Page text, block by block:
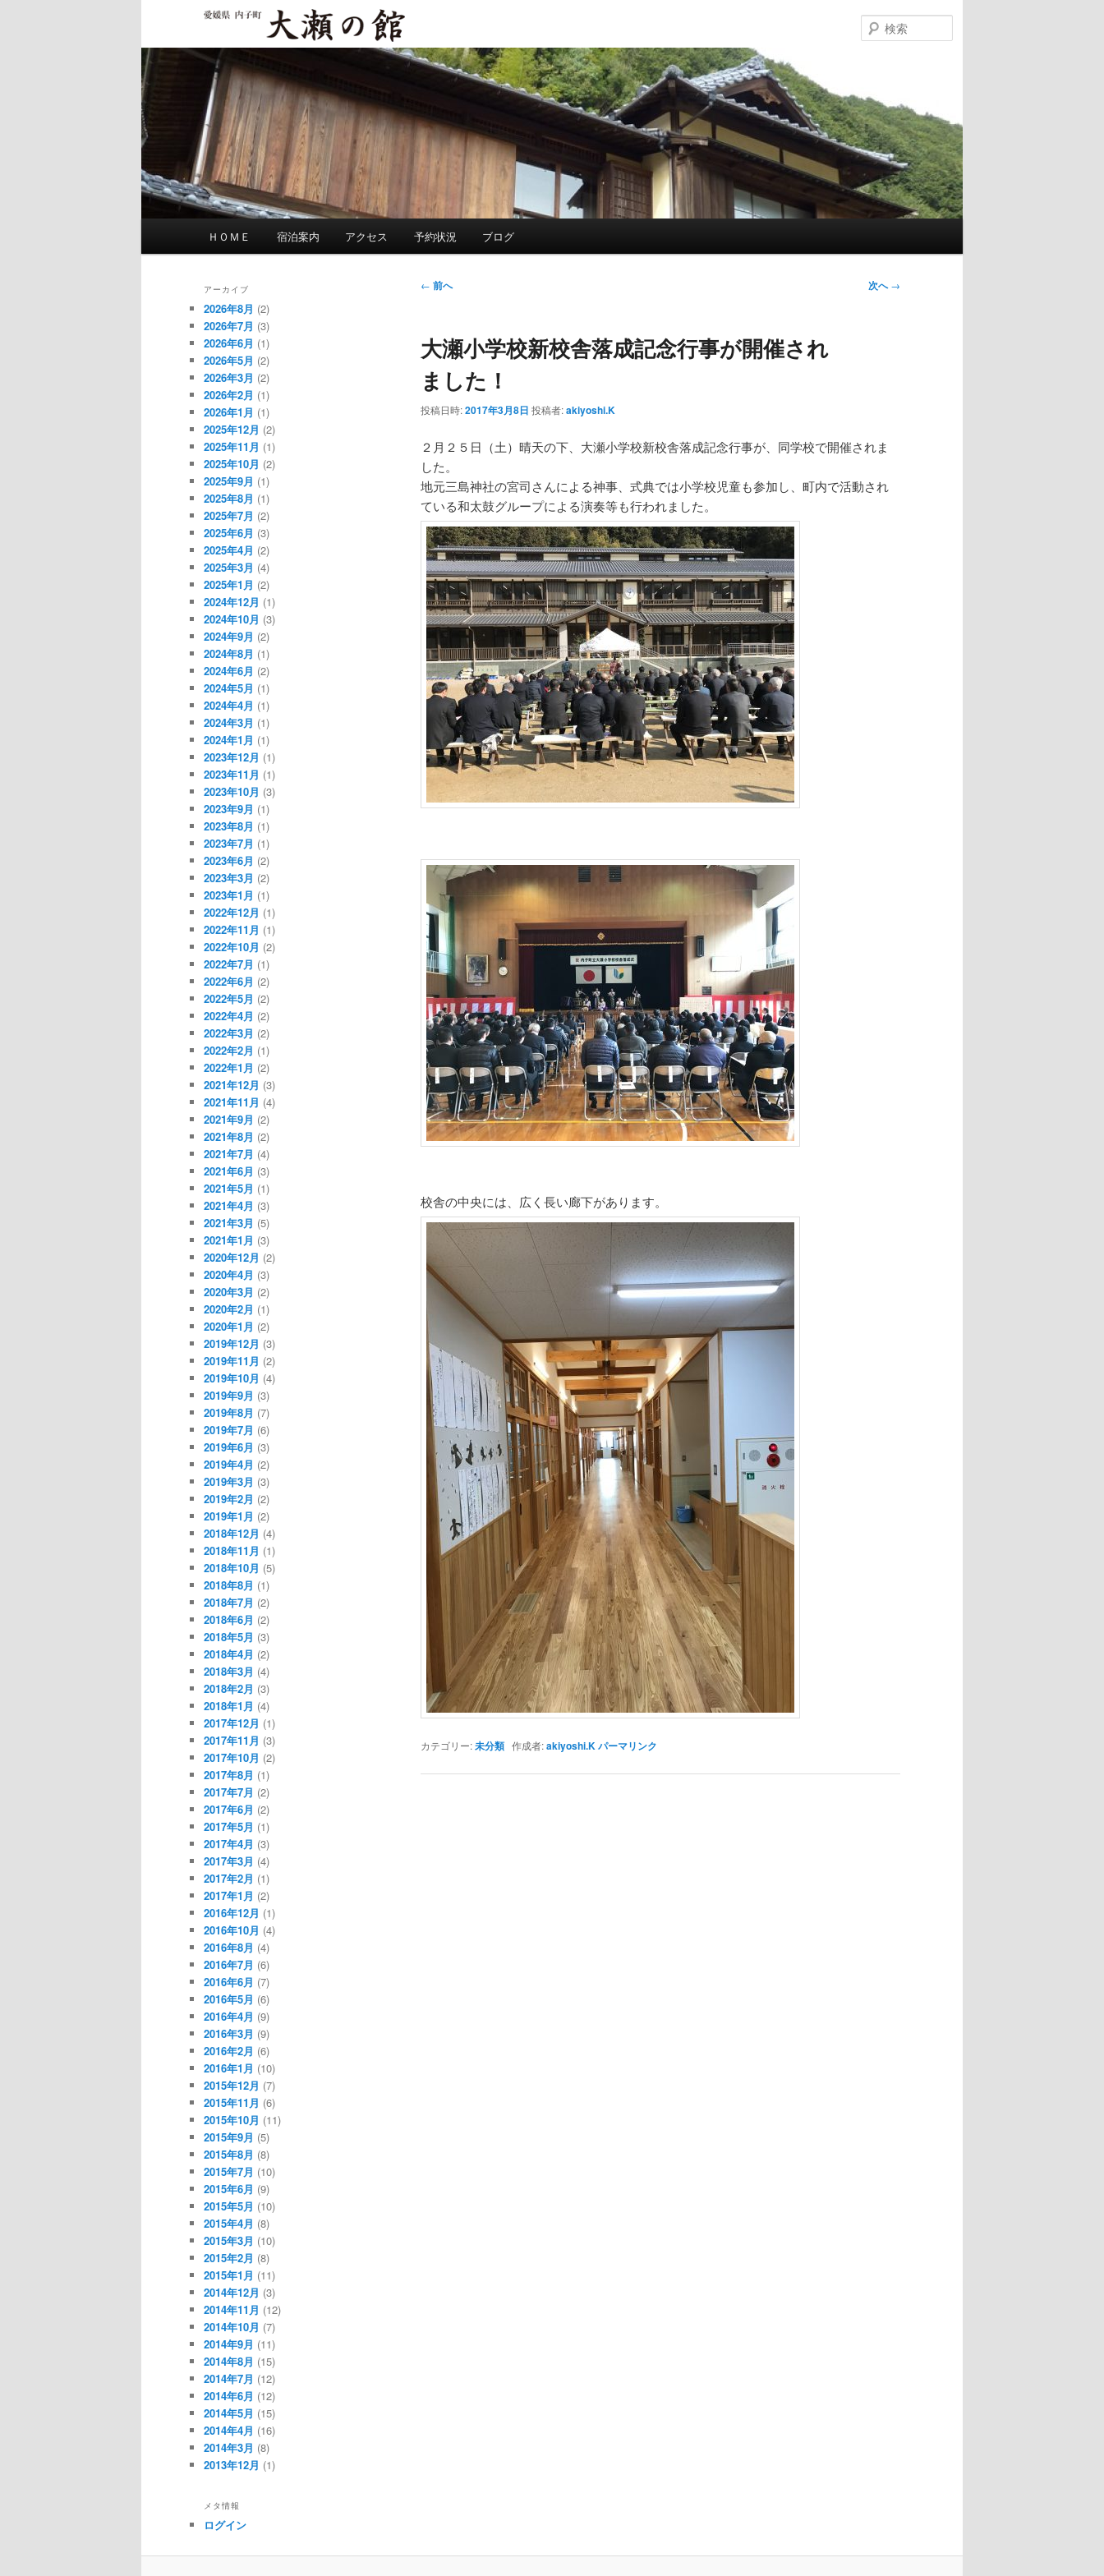
大瀬の館
ＨＯＭＥ 宿泊案内 アクセス 予約状況 ブログ
投
ビ
ゲ
ー
シ
ン
← 前へ 次へ→
大瀬小学校新校舎落成記念行事が開催され
ました！
投稿日時:2017年3月8日 投稿者:akiyoshi.K
２月２５日（土）晴天の下、大瀬小学校新校舎落成記念行事が、同学校で開催されま
した。
地元三島神社の宮司さんによる神事、式典では小学校児童も参加し、町内で活動され
ている和太鼓グループによる演奏等も行われました。
校舎の中央には、広く長い廊下があります。
カテゴリー:未分類 作成者:akiyoshi.Kパーマリンク
アーカイブ
2026年8月 (2)
2026年7月 (3)
2026年6月 (1)
2026年5月 (2)
2026年3月 (2)
2026年2月 (1)
2026年1月 (1)
2025年12月 (2)
2025年11月 (1)
2025年10月 (2)
2025年9月 (1)
2025年8月 (1)
2025年7月 (2)
2025年6月 (3)
2025年4月 (2)
2025年3月 (4)
2025年1月 (2)
2024年12月 (1)
2024年10月 (3)
2024年9月 (2)
2024年8月 (1)
2024年6月 (2)
2024年5月 (1)
2024年4月 (1)
2024年3月 (1)
2024年1月 (1)
2023年12月 (1)
2023年11月 (1)
2023年10月 (3)
2023年9月 (1)
2023年8月 (1)
2023年7月 (1)
2023年6月 (2)
2023年3月 (2)
2023年1月 (1)
2022年12月 (1)
2022年11月 (1)
2022年10月 (2)
2022年7月 (1)
2022年6月 (2)
2022年5月 (2)
2022年4月 (2)
2022年3月 (2)
2022年2月 (1)
2022年1月 (2)
2021年12月 (3)
2021年11月 (4)
2021年9月 (2)
2021年8月 (2)
2021年7月 (4)
2021年6月 (3)
2021年5月 (1)
2021年4月 (3)
2021年3月 (5)
2021年1月 (3)
2020年12月 (2)
2020年4月 (3)
2020年3月 (2)
2020年2月 (1)
2020年1月 (2)
2019年12月 (3)
2019年11月 (2)
2019年10月 (4)
2019年9月 (3)
2019年8月 (7)
2019年7月 (6)
2019年6月 (3)
2019年4月 (2)
2019年3月 (3)
2019年2月 (2)
2019年1月 (2)
2018年12月 (4)
2018年11月 (1)
2018年10月 (5)
2018年8月 (1)
2018年7月 (2)
2018年6月 (2)
2018年5月 (3)
2018年4月 (2)
2018年3月 (4)
2018年2月 (3)
2018年1月 (4)
2017年12月 (1)
2017年11月 (3)
2017年10月 (2)
2017年8月 (1)
2017年7月 (2)
2017年6月 (2)
2017年5月 (1)
2017年4月 (3)
2017年3月 (4)
2017年2月 (1)
2017年1月 (2)
2016年12月 (1)
2016年10月 (4)
2016年8月 (4)
2016年7月 (6)
2016年6月 (7)
2016年5月 (6)
2016年4月 (9)
2016年3月 (9)
2016年2月 (6)
2016年1月 (10)
2015年12月 (7)
2015年11月 (6)
2015年10月 (11)
2015年9月 (5)
2015年8月 (8)
2015年7月 (10)
2015年6月 (9)
2015年5月 (10)
2015年4月 (8)
2015年3月 (10)
2015年2月 (8)
2015年1月 (11)
2014年12月 (3)
2014年11月 (12)
2014年10月 (7)
2014年9月 (11)
2014年8月 (15)
2014年7月 (12)
2014年6月 (12)
2014年5月 (15)
2014年4月 (16)
2014年3月 (8)
2013年12月 (1)
メタ情報
ログイン